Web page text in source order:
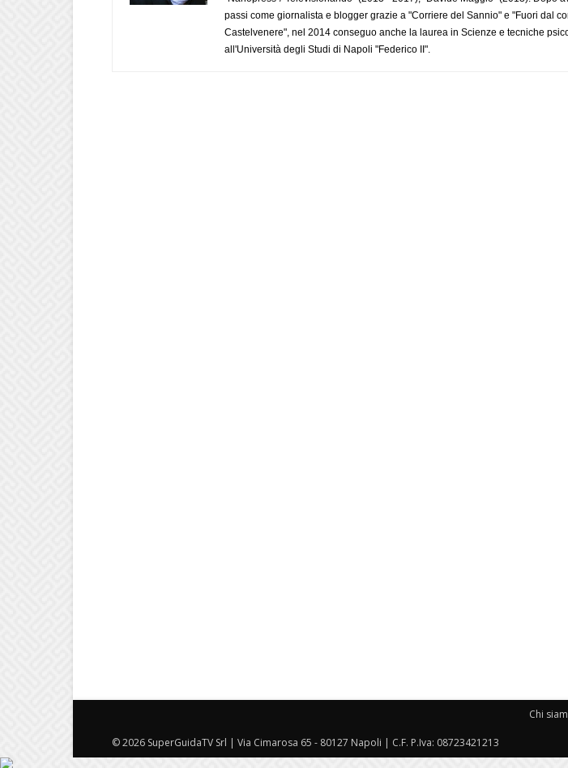
passi come giornalista e blogger grazie a "Corriere del Sannio" e "Fuori dal
Castelvenere", nel 2014 conseguo anche la laurea in Scienze e tecniche
all'Università degli Studi di Napoli "Federico II".
Chi
© 2026 SuperGuidaTV Srl | Via Cimarosa 65 - 80127 Napoli | C.F. P.Iva: 08723421213